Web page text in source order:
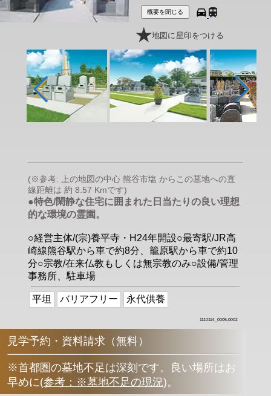
概要を閉じる
地図に星印をつける
(※参考: 上の地図の中心 熊谷市塩 からこの墓地への直
線距離は 約 8.57 Kmです)
●特色/閑静な住宅に囲まれた日当たりの良い理想
的な環境の霊園。
○経営主体/(宗)養平寺・H24年開設○最寄駅/JR高
崎線熊谷駅から車で約8分、籠原駅から車で約10
分○宗教/在来仏教もしくは無宗教のみ○設備/管理
事務所、駐車場
平坦 バリアフリー 永代供養
1110114_0005,0002
見学予約・資料請求（無料）
※首都圏の墓地不足は深刻です。良い場所はお
早めに(参考：※墓地不足の現況)。